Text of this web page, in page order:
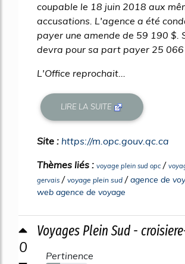
coupable le 18 juin 2018 aux
accusations. L'agence a été
payer une amende de 59 190 $.
devra pour sa part payer 25
L'Office reprochait...
LIRE LA SUITE
Site : https://m.opc.gouv.qc.ca
Thèmes liés : voyage plein sud opc/
gervais / voyage plein sud /agence de
web agence de voyage
0
Voyages Plein Sud -
Pertinence